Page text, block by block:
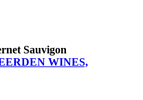
Sauvigon
WINES,